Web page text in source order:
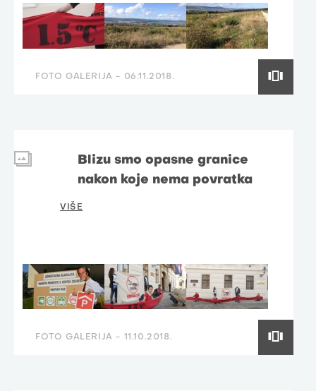
FOTO GALERIJA - 06.11.2018.
Blizu smo opasne granice
nakon koje nema povratka
VIŠE
FOTO GALERIJA - 11.10.2018.